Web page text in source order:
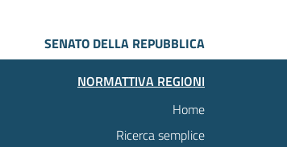
SENATO DELLA REPUBBLICA
NORMATTIVA REGIONI
Home
Ricerca semplice